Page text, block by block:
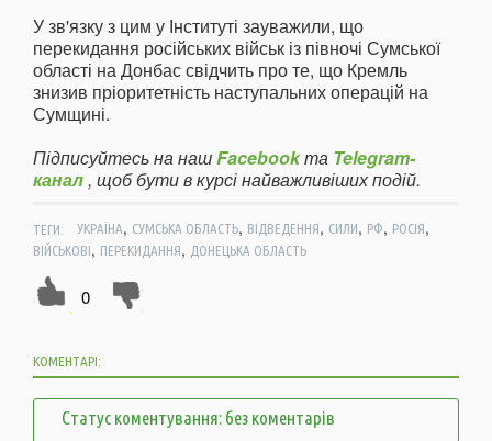
У зв'язку з цим у Інституті зауважили, що
перекидання російських військ із півночі Сумської
області на Донбас свідчить про те, що Кремль
знизив пріоритетність наступальних операцій на
Сумщині.
Підписуйтесь на нашFacebookта Telegram-
канал, щоб бути в курсі найважливіших подій.
ТЕГИ: УКРАЇНА, СУМСЬКА ОБЛАСТЬ, ВІДВЕДЕННЯ, СИЛИ, РФ, РОСІЯ,
ВІЙСЬКОВІ, ПЕРЕКИДАННЯ, ДОНЕЦЬКА ОБЛАСТЬ
0
КОМЕНТАРІ:
Статус коментування: без коментарів